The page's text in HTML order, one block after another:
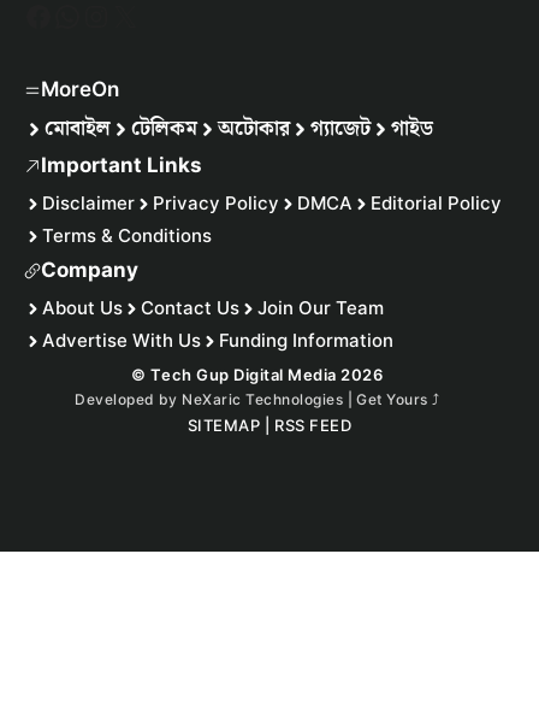
MoreOn
মোবাইল টেলিকম অটোকার গ্যাজেট গাইড
Important Links
Disclaimer Privacy Policy DMCA
Editorial Policy
Terms & Conditions
Company
About Us Contact Us
Join Our Team
Advertise With Us
Funding Information
© Tech Gup Digital Media 2026
Developed by NeXaric Technologies | Get Yours⤴︎
SITEMAP RSS FEED